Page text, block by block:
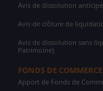
Avis de dissolution
Avis de clôture de
Avis de dissolution sans
Patrimoine)
FONDS DE COMMERCE
Apport de Fonds de